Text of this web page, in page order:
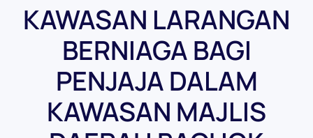
KAWASAN LARANGAN
BERNIAGA BAGI
PENJAJA DALAM
KAWASAN MAJLIS